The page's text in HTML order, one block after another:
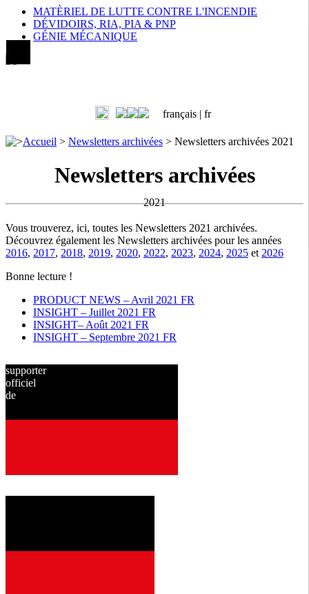
MATÈRIEL DE LUTTE CONTRE L'INCENDIE
DÉVIDOIRS, RIA, PIA & PNP
GÉNIE MÉCANIQUE
français | fr
>Accueil > Newsletters archivées > Newsletters archivées 2021
Newsletters archivées
2021
Vous trouverez, ici, toutes les Newsletters 2021 archivées.
Découvrez également les Newsletters archivées pour les années
2016, 2017, 2018, 2019, 2020, 2022, 2023, 2024, 2025 et 2026
Bonne lecture !
PRODUCT NEWS – Avril 2021 FR
INSIGHT – Juillet 2021 FR
INSIGHT– Août 2021 FR
INSIGHT – Septembre 2021 FR
supporter
officiel
de